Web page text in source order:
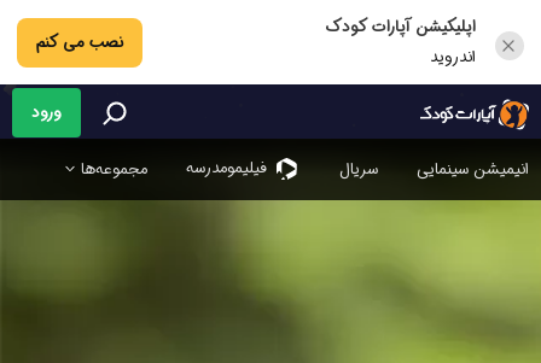
اپلیکیشن آپارات کودک
اندروید
نصب می کنم
انیمیشن سینمایی سریال فیلیمو‌مدرسه مجموعه‌ها
ورود